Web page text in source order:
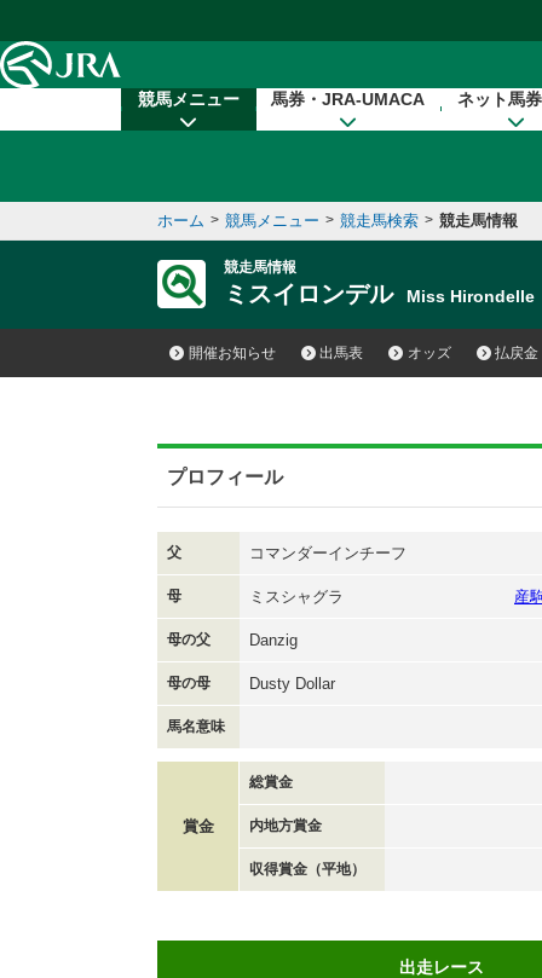
競馬メニュー 馬券・JRA-UMACA ネット馬
ホーム > 競馬メニュー > 競走馬検索 > 競走馬情報
競走馬情報
ミスイロンデル Miss Hirondelle
開催お知らせ 出馬表 オッズ 払戻金
プロフィール
父 コマンダーインチーフ
母 ミスシャグラ 産
母の父 Danzig
母の母 Dusty Dollar
馬名意味
賞金
総賞金
内地方賞金
収得賞金（平地）
出走レース